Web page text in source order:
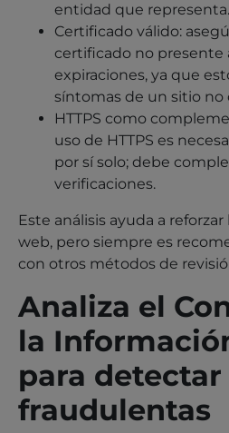
entidad que representa.
Certificado válido:
certificado no presente
expiraciones, ya que
síntomas de un sitio no
HTTPS como
uso de HTTPS es
por sí solo; debe
verificaciones.
Este análisis ayuda a
web, pero siempre es
con otros métodos de
Analiza el
la
para detectar
fraudulentas